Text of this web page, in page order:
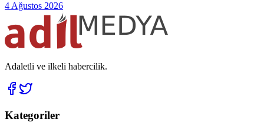
4 Ağustos 2026
Adaletli ve ilkeli habercilik.
Kategoriler